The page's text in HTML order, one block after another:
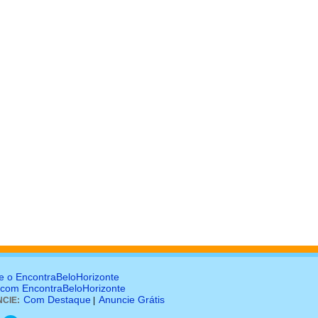
o EncontraBeloHorizonte
EncontraBeloHorizonte
Com Destaque Anuncie Grátis